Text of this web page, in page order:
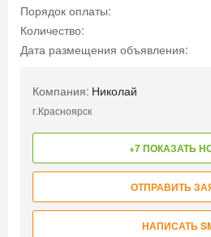
Порядок оплаты:
Количество:
Дата размещения объявления:
Компания: Николай
г.Красноярск
+7 ПОКАЗАТЬ
ОТПРАВИТЬ
НАПИСАТЬ